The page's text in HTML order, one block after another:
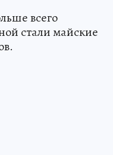
всего
стали майские